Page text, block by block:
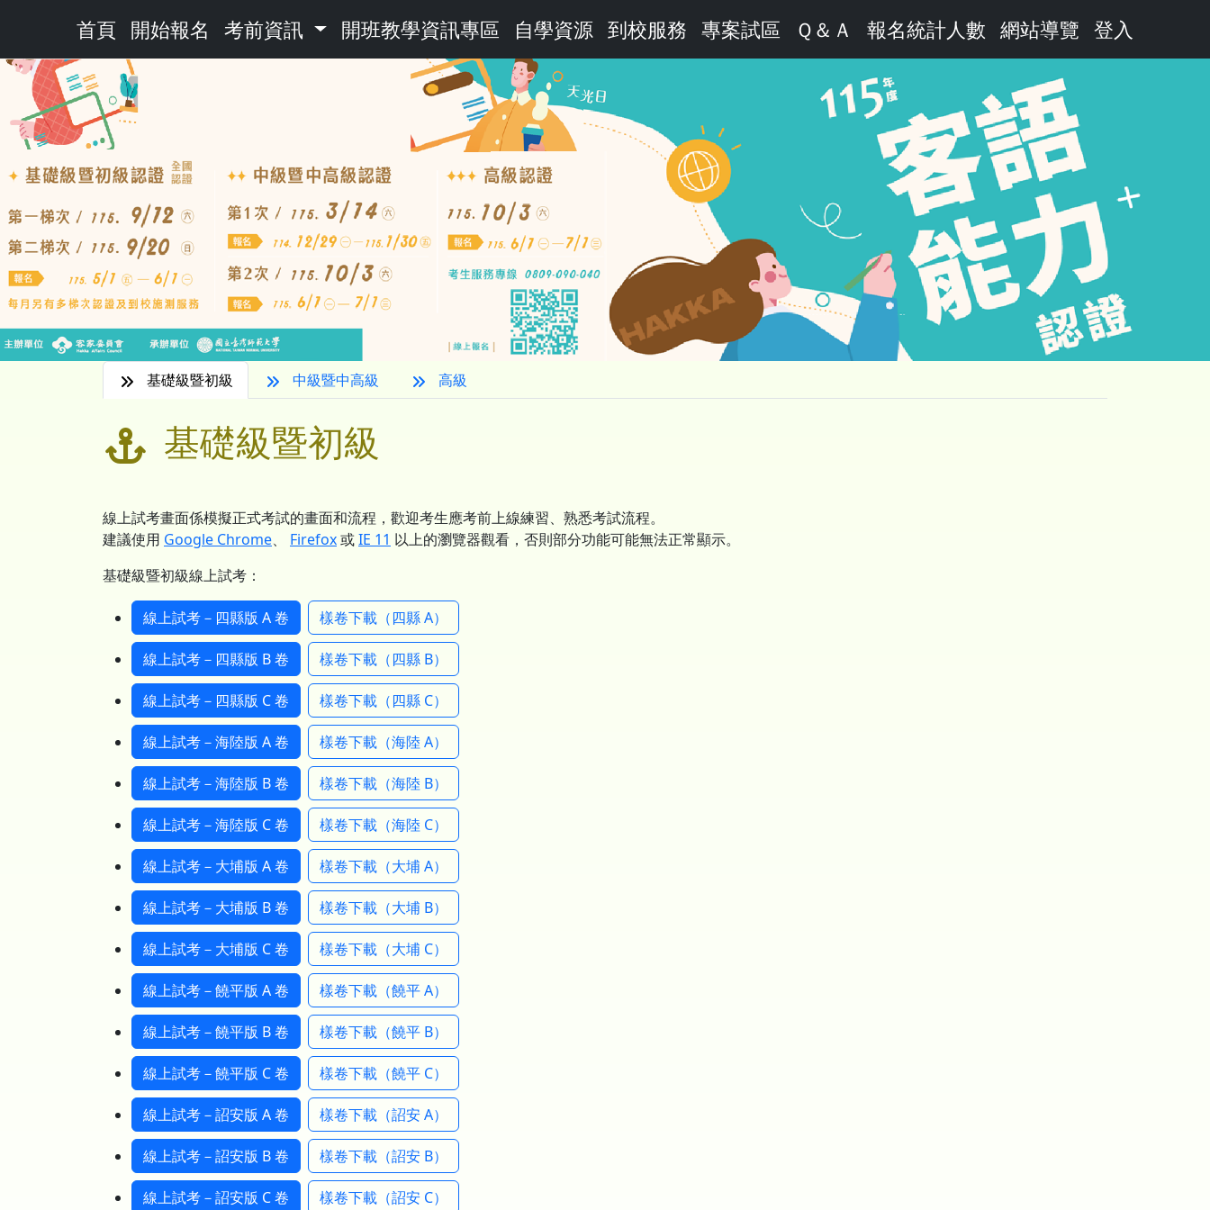
首頁 開始報名 考前資訊 開班教學資訊專區 自學資源 到校服務 專案試區 Ｑ＆Ａ 報名統計人數 網站導覽 登入
基礎級暨初級 中級暨中高級 高級
基礎級暨初級
線上試考畫面係模擬正式考試的畫面和流程，歡迎考生應考前上線練習、熟悉考試流程。
建議使用 Google Chrome、 Firefox或IE 11 以上的瀏覽器觀看，否則部分功能可能無法正常顯示。
基礎級暨初級線上試考：
線上試考－四縣版 A 卷 樣卷下載（四縣 A）
線上試考－四縣版 B 卷 樣卷下載（四縣 B）
線上試考－四縣版 C 卷 樣卷下載（四縣 C）
線上試考－海陸版 A 卷 樣卷下載（海陸 A）
線上試考－海陸版 B 卷 樣卷下載（海陸 B）
線上試考－海陸版 C 卷 樣卷下載（海陸 C）
線上試考－大埔版 A 卷 樣卷下載（大埔 A）
線上試考－大埔版 B 卷 樣卷下載（大埔 B）
線上試考－大埔版 C 卷 樣卷下載（大埔 C）
線上試考－饒平版 A 卷 樣卷下載（饒平 A）
線上試考－饒平版 B 卷 樣卷下載（饒平 B）
線上試考－饒平版 C 卷 樣卷下載（饒平 C）
線上試考－詔安版 A 卷 樣卷下載（詔安 A）
線上試考－詔安版 B 卷 樣卷下載（詔安 B）
線上試考－詔安版 C 卷 樣卷下載（詔安 C）